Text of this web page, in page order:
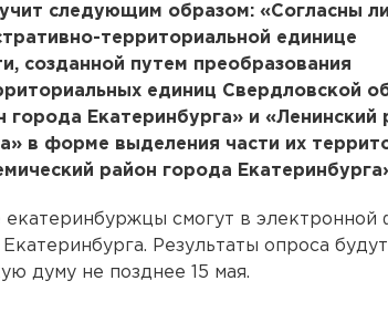
следующим образом: «Согласны
территориальной единице
созданной путем преобразования
единиц Свердловской
города Екатеринбурга» и «Ленинский
в форме выделения части их
район города
екатеринбуржцы смогут в электронной
Результаты опроса будут
думу не позднее 15 мая.